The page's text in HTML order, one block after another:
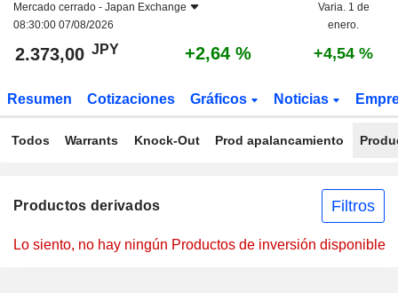
Mercado cerrado - Japan Exchange
08:30:00 07/08/2026
Varia. 1 de
enero.
2.373,00 JPY +2,64 % +4,54 %
Resumen Cotizaciones Gráficos Noticias
Todos Warrants Knock-Out Prod apalancamiento
Productos derivados Filtros
Lo siento, no hay ningún Productos de inversión disponible